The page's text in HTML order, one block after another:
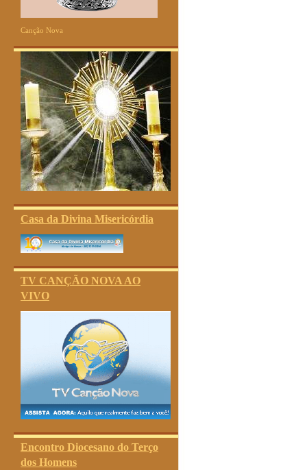
Canção Nova
Casa da Divina Misericórdia
TV CANÇÃO NOVA AO
VIVO
Encontro Diocesano do Terço
dos Homens